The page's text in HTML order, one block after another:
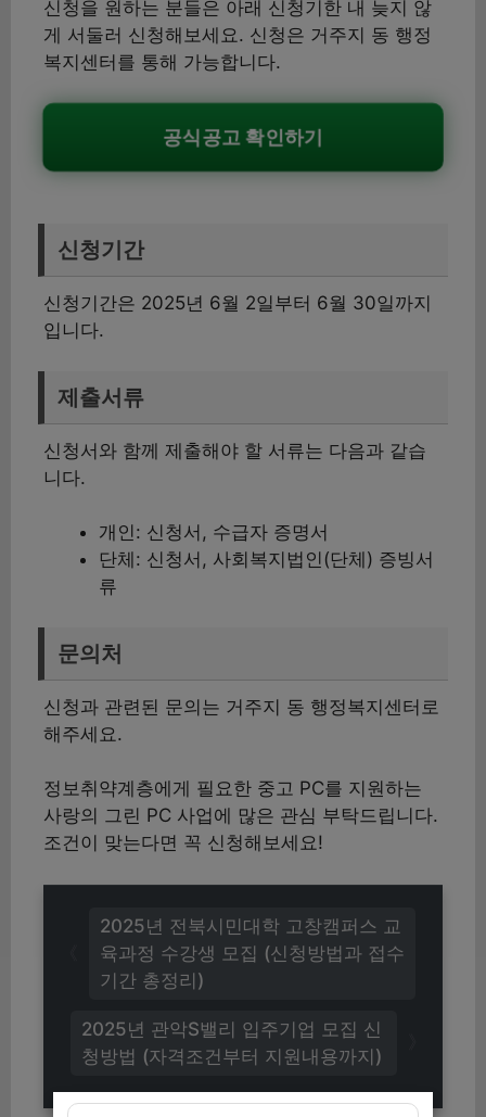
신청을 원하는 분들은 아래 신청기한 내 늦지 않
게 서둘러 신청해보세요. 신청은 거주지 동 행정
복지센터를 통해 가능합니다.
공식공고 확인하기
신청기간
신청기간은 2025년 6월 2일부터 6월 30일까지
입니다.
제출서류
신청서와 함께 제출해야 할 서류는 다음과 같습
니다.
개인: 신청서, 수급자 증명서
단체: 신청서, 사회복지법인(단체) 증빙서
류
문의처
신청과 관련된 문의는 거주지 동 행정복지센터로
해주세요.
정보취약계층에게 필요한 중고 PC를 지원하는
사랑의 그린 PC 사업에 많은 관심 부탁드립니다.
조건이 맞는다면 꼭 신청해보세요!
2025년 관악S밸리 입주기업 모집 신
청방법 (자격조건부터 지원내용까지)
2025년 전북시민대학 고창캠퍼스 교
육과정 수강생 모집 (신청방법과 접수
기간 총정리)